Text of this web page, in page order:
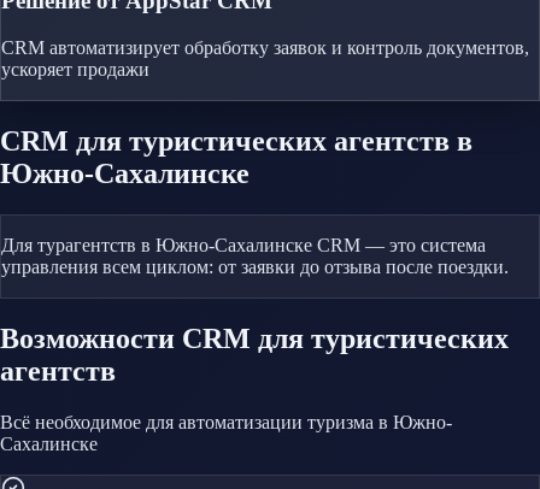
CRM автоматизирует обработку заявок и контроль документов,
ускоряет продажи
CRM для туристических агентств в
Южно-Сахалинске
Для турагентств в Южно-Сахалинске CRM — это система
управления всем циклом: от заявки до отзыва после поездки.
Возможности CRM для туристических
агентств
Всё необходимое для автоматизации туризма в Южно-
Сахалинске